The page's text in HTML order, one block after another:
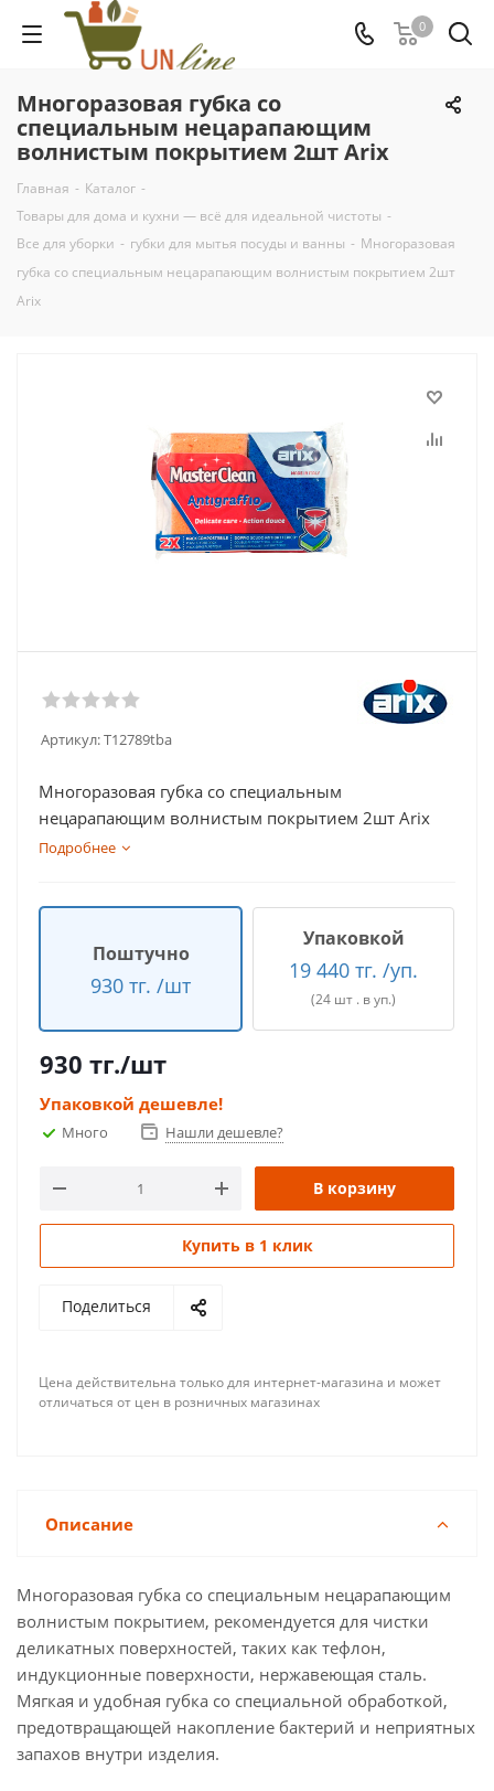
0
Многоразовая губка со
специальным нецарапающим
волнистым покрытием 2шт Arix
Главная - Каталог -
Товары для дома и кухни — всё для идеальной чистоты -
Все для уборки - губки для мытья посуды и ванны - Многоразовая
губка со специальным нецарапающим волнистым покрытием 2шт
Arix
Артикул:T12789tba
Многоразовая губка со специальным
нецарапающим волнистым покрытием 2шт Arix
Подробнее
Поштучно
930 тг. /шт
Упаковкой
19 440 тг. /уп.
(24 шт . в уп.)
930 тг./шт
Упаковкой дешевле!
Много Нашли дешевле?
В корзину
Купить в 1 клик
Поделиться
Цена действительна только для интернет-магазина и может
отличаться от цен в розничных магазинах
Описание
Многоразовая губка со специальным нецарапающим
волнистым покрытием, рекомендуется для чистки
деликатных поверхностей, таких как тефлон,
индукционные поверхности, нержавеющая сталь.
Мягкая и удобная губка со специальной обработкой,
предотвращающей накопление бактерий и неприятных
запахов внутри изделия.